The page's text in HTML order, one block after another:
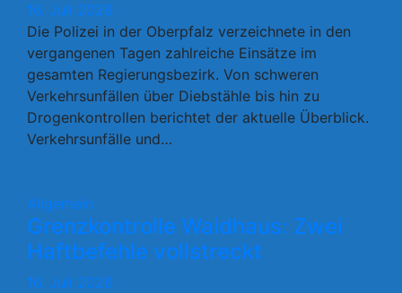
16. Juli 2026
Die Polizei in der Oberpfalz verzeichnete in den
vergangenen Tagen zahlreiche Einsätze im
gesamten Regierungsbezirk. Von schweren
Verkehrsunfällen über Diebstähle bis hin zu
Drogenkontrollen berichtet der aktuelle Überblick.
Verkehrsunfälle und…
Allgemein
Grenzkontrolle Waidhaus: Zwei
Haftbefehle vollstreckt
16. Juli 2026